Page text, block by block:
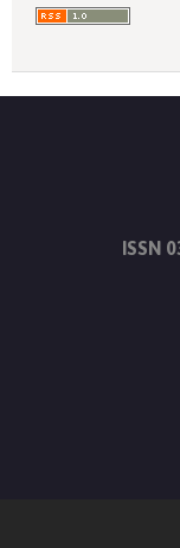
ISSN